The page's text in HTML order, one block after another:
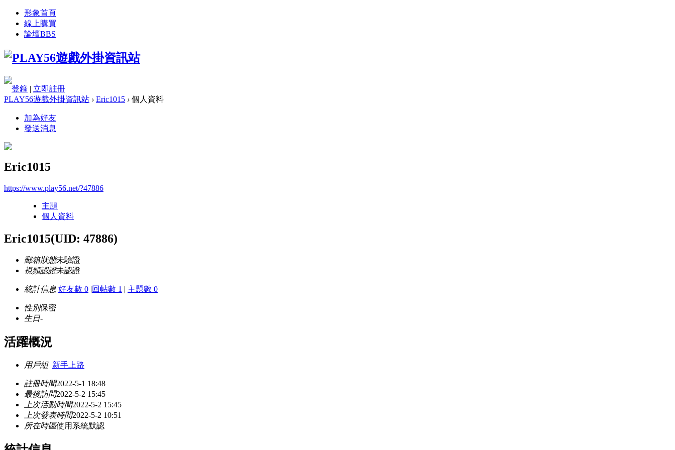
形象首頁
線上購買
論壇BBS
登錄 | 立即註冊
PLAY56遊戲外掛資訊站 › Eric1015 › 個人資料
加為好友
發送消息
Eric1015
https://www.play56.net/?47886
主題
個人資料
Eric1015(UID: 47886)
郵箱狀態未驗證
視頻認證未認證
統計信息 好友數 0 |回帖數 1 | 主題數 0
性別保密
生日-
活躍概況
用戶組 新手上路
註冊時間2022-5-1 18:48
最後訪問2022-5-2 15:45
上次活動時間2022-5-2 15:45
上次發表時間2022-5-2 10:51
所在時區使用系統默認